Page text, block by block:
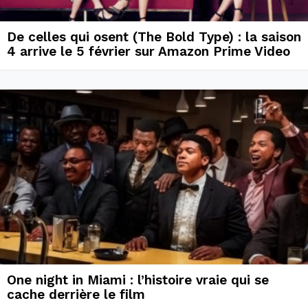
De celles qui osent (The Bold Type) : la saison
4 arrive le 5 février sur Amazon Prime Video
One night in Miami : l’histoire vraie qui se
cache derrière le film